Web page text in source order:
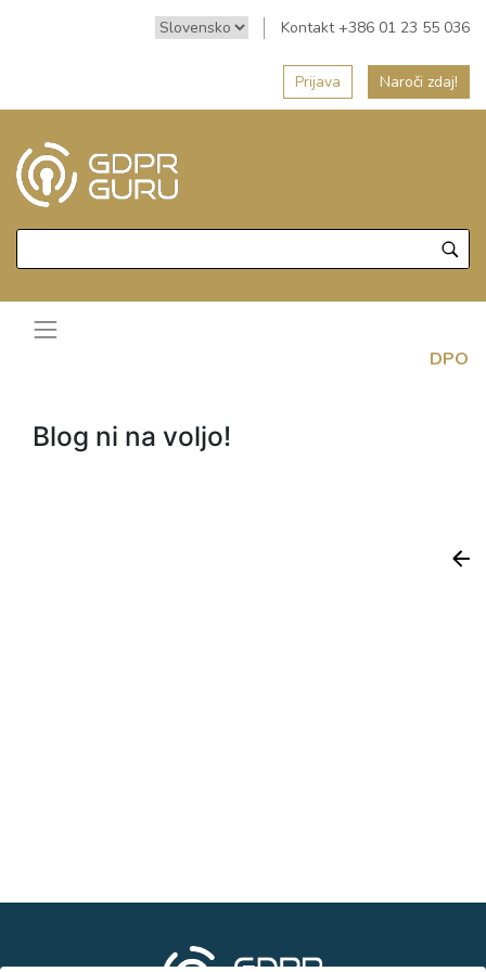
Kontakt +386 01 23 55 036
Prijava Naroči zdaj!
DPO
Blog ni na voljo!